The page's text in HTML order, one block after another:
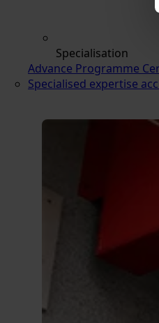
Specialisation
Advance Programme
Specialised expertise